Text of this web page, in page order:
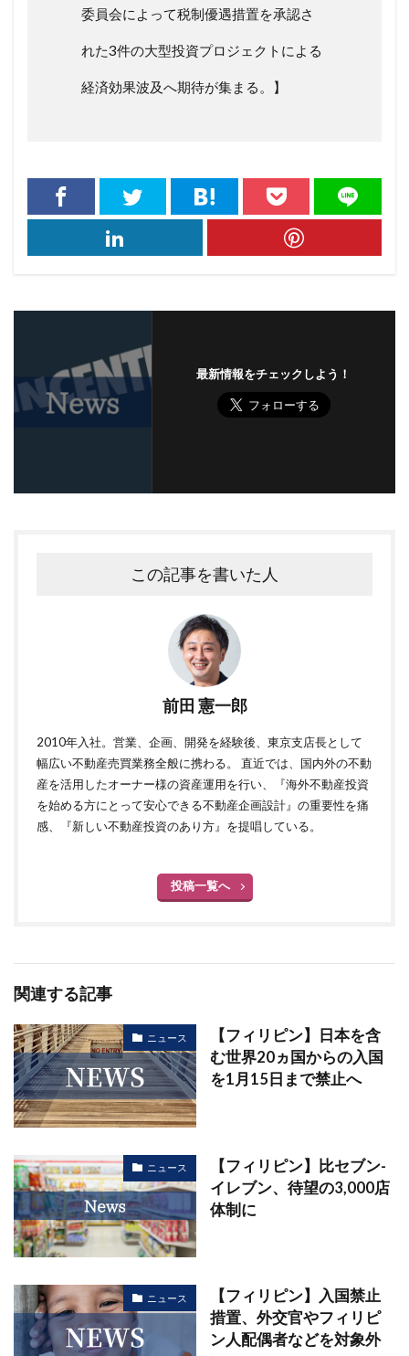
委員会によって税制優遇措置を承認さ
れた3件の大型投資プロジェクトによる
経済効果波及へ期待が集まる。】
最新情報をチェックしよう！
この記事を書いた人
前田 憲一郎
2010年入社。営業、企画、開発を経験後、東京支店長として
幅広い不動産売買業務全般に携わる。 直近では、国内外の不動
産を活用したオーナー様の資産運用を行い、『海外不動産投資
を始める方にとって安心できる不動産企画設計』の重要性を痛
感、『新しい不動産投資のあり方』を提唱している。
投稿一覧へ
関連する記事
ニュース
【フィリピン】日本を含
む世界20ヵ国からの入国
を1月15日まで禁止へ
ニュース
【フィリピン】比セブン-
イレブン、待望の3,000店
体制に
ニュース
【フィリピン】入国禁止
措置、外交官やフィリピ
ン人配偶者などを対象外